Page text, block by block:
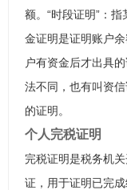
额。“时段证明”：
金证明是证明账户
户有资金后才出具
法不同，也有叫资
的证明。
个人完税证明
完税证明是税务机
证，用于证明已完